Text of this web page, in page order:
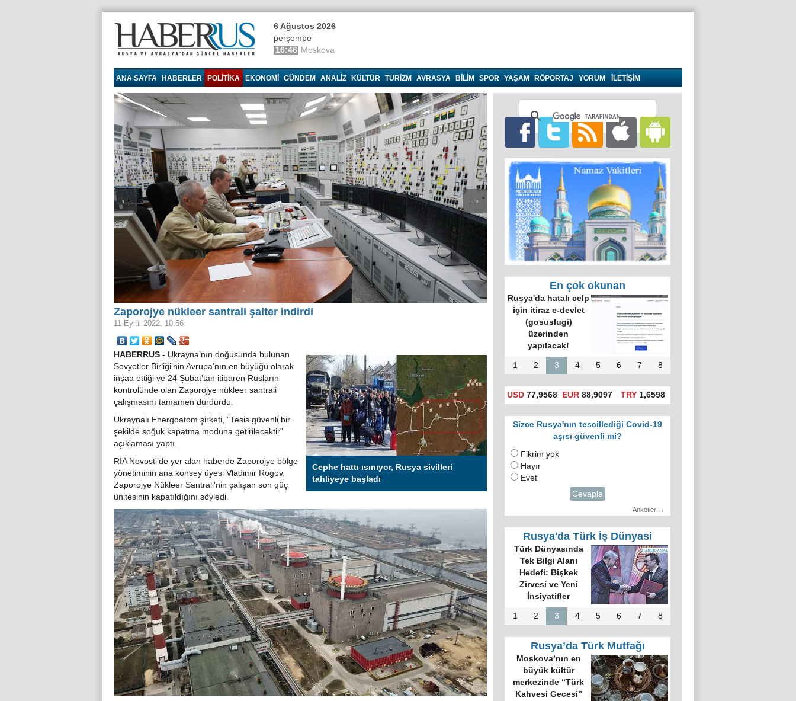
6 Ağustos 2026
perşembe
16:46 Moskova
ANA SAYFA HABERLER POLITIKA EKONOMI GÜNDEM ANALIZ KÜLTÜR TURIZM AVRASYA BILIM SPOR YAŞAM RÖPORTAJ YORUM İLETİŞİM
← →
Zaporojye nükleer santrali şalter indirdi
11 Eylül 2022, 10:56
Cephe hattı ısınıyor, Rusya sivilleri
tahliyeye başladı
HABERRUS - Ukrayna’nın doğusunda bulunan
Sovyetler Birliği’nin Avrupa’nın en büyüğü olarak
inşaa ettiği ve 24 Şubat’tan itibaren Rusların
kontrolünde olan Zaporojye nükleer santrali
çalışmasını tamamen durdurdu.
Ukraynalı Energoatom şirketi, "Tesis güvenli bir
şekilde soğuk kapatma moduna getirilecektir"
açıklaması yaptı.
RİA Novosti’de yer alan haberde Zaporojye bölge
yönetiminin ana konsey üyesi Vladimir Rogov,
Zaporojye Nükleer Santrali'nin çalışan son güç
ünitesinin kapatıldığını söyledi.
En çok okunan
Rusya'da hatalı celp
için itiraz e-devlet
(gosuslugi)
üzerinden
yapılacak!
1 2 3 4 5 6 7 8
USD 77,9568 EUR 88,9097 TRY1,6598
Sizce Rusya'nın tescillediği Covid-19
aşısı güvenli mi?
Fikrim yok
Hayır
Evet
Cevapla
Anketler →
Rusya'da Türk İş Dünyasi
Türk Dünyasında
Tek Bilgi Alanı
Hedefi: Bişkek
Zirvesi ve Yeni
İnsiyatifler
1 2 3 4 5 6 7 8
Rusya’da Türk Mutfağı
Moskova’nın en
büyük kültür
merkezinde “Türk
Kahvesi Gecesi”